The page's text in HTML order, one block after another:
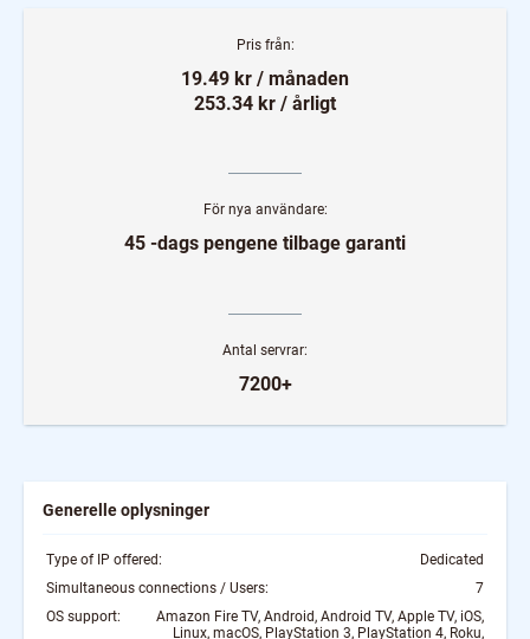
Pris från:
19.49 kr / månaden
253.34 kr / årligt
För nya användare:
45 -dags pengene tilbage garanti
Antal servrar:
7200+
Generelle oplysninger
Type of IP offered:
Dedicated
Simultaneous connections / Users:
7
OS support:
Amazon Fire TV, Android, Android TV, Apple TV, iOS,
Linux, macOS, PlayStation 3, PlayStation 4, Roku,